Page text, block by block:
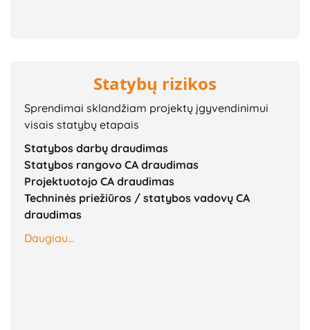
Statybų rizikos
Sprendimai sklandžiam projektų įgyvendinimui
visais statybų etapais
Statybos darbų draudimas
Statybos rangovo CA draudimas
Projektuotojo CA draudimas
Techninės priežiūros / statybos vadovų CA
draudimas
Daugiau...